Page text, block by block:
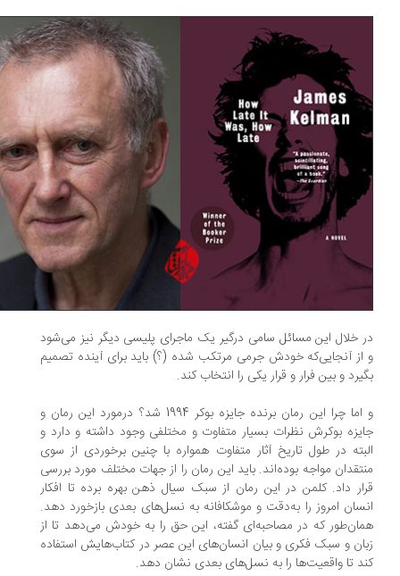
خلال این مسائل سامی درگیر یک ماجرای پلیسی دیگر نیز می‌شود
آنجایی‌که خودش جرمی مرتکب شده (؟) باید برای آینده تصمیم
و بین فرار و قرار یکی را انتخاب کند.
و اما چرا این رمان برنده جایزه بوکر 1994 شد؟ درمورد این رمان و
بوکرش نظرات بسیار متفاوت و مختلفی وجود داشته و دارد و
در طول تاریخ آثار متفاوت همواره با چنین برخوردی از سوی
مواجه بوده‌اند. باید این رمان را از جهات مختلف مورد بررسی
داد. کلمن در این رمان از سبک سیال ذهن بهره برده تا افکار
امروز را به‌دقت و موشکافانه به نسل‌های بعدی بازخورد دهد.
که در مصاحبه‌ای گفته، این حق را به خودش می‌دهد تا از
و سبک فکری و بیان انسان‌های این عصر در کتاب‌هایش استفاده
تا واقعیت‌ها را به نسل‌های بعدی نشان دهد.